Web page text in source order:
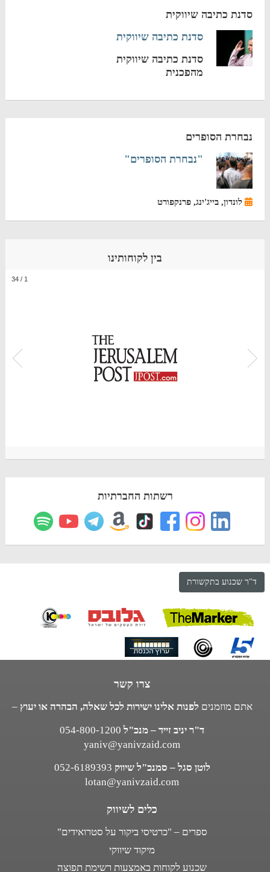
סדנת כתיבה שיווקית
סדנת כתיבה שיווקית
סדנת כתיבה שיווקית
מהפכנית
נבחרת הסופרים
"נבחרת הסופרים"
לונדון, בייג'ינג, פרנקפורט
בין לקוחותינו
1
/
34
רשתות החברתיות
ד"ר שכנוע בתקשורת
צרו קשר
אתם מוזמנים לפנות אלינו ישירות לכל שאלה, הבהרה או יעוץ –
ד"ר יניב זייד – מנכ"ל 054-800-1200
yaniv@yanivzaid.com
לוטן סגל – סמנכ"ל שיווק 052-6189393
lotan@yanivzaid.com
כלים לשיווק
ספרים – "כרטיסי ביקור על סטרואידים"
מיקוד שיווקי
שכנוע לקוחות באמצעות רשימת תפוצה